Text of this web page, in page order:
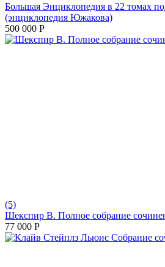
Большая Энциклопедия в 22 томах
(энциклопедия Южакова)
500 000 Р
(5)
Шекспир В. Полное собрание
77 000 Р